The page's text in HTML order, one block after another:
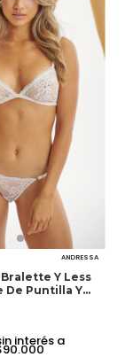
ANDRESSA
Y Less
De Puntilla Y
interés a